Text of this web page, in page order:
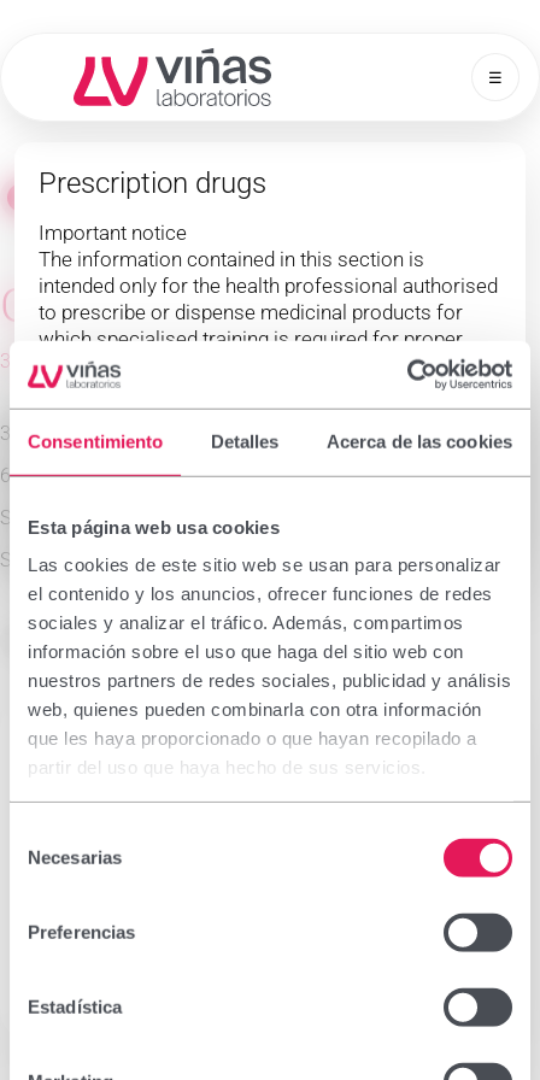
Consentimiento Detalles Acerca de las cookies
Esta página web usa cookies
Las cookies de este sitio web se usan para personalizar
el contenido y los anuncios, ofrecer funciones de redes
sociales y analizar el tráfico. Además, compartimos
información sobre el uso que haga del sitio web con
nuestros partners de redes sociales, publicidad y análisis
web, quienes pueden combinarla con otra información
que les haya proporcionado o que hayan recopilado a
partir del uso que haya hecho de sus servicios.
Necesarias
Preferencias
Estadística
Laboratorios Viñas ☰
Return to Brands
Copinal
300 mg of zinc acexamate
30 capsules
60 capsules
Suspension 30 single-dose sachets
Suspension 60 single-dose sachets
See SPC
Prescription drugs
Important notice
The information contained in this section is
intended only for the health professional authorised
to prescribe or dispense medicinal products for
which specialised training is required for proper
interpretation. If you do not belong to this group,
please refrain from continuing.
I declare I am a health professional with prescribing